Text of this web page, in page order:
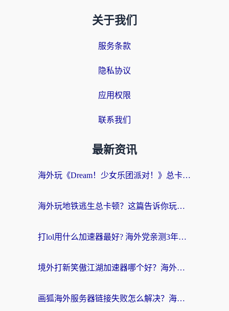
关于我们
服务条款
隐私协议
应用权限
联系我们
最新资讯
海外玩《Dream！少女乐团派对！》总卡顿？加速器到底能不能用？一篇指南解决你的国服游戏难题
海外玩地铁逃生总卡顿？这篇告诉你玩地铁逃生用什么加速器好,比较好
打lol用什么加速器最好? 海外党亲测3年的国服游戏加速终极攻略
境外打新笑傲江湖加速器哪个好？海外玩家国服畅玩全攻略（附实测推荐）
画狐海外服务器链接失败怎么解决？海外玩家国服游戏加速器终极指南